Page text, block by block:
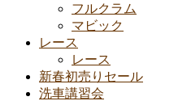
フルクラム
マビック
レース
レース
新春初売りセール
洗車講習会